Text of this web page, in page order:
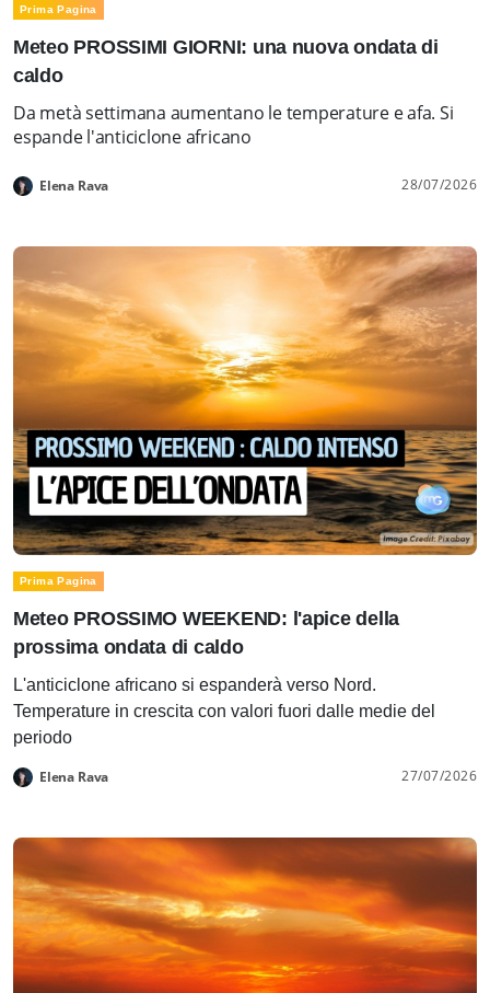
Prima Pagina
Meteo PROSSIMI GIORNI: una nuova ondata di
caldo
Da metà settimana aumentano le temperature e afa. Si
espande l'anticiclone africano
Elena Rava 28/07/2026
Prima Pagina
Meteo PROSSIMO WEEKEND: l'apice della
prossima ondata di caldo
L'anticiclone africano si espanderà verso Nord.
Temperature in crescita con valori fuori dalle medie del
periodo
Elena Rava 27/07/2026